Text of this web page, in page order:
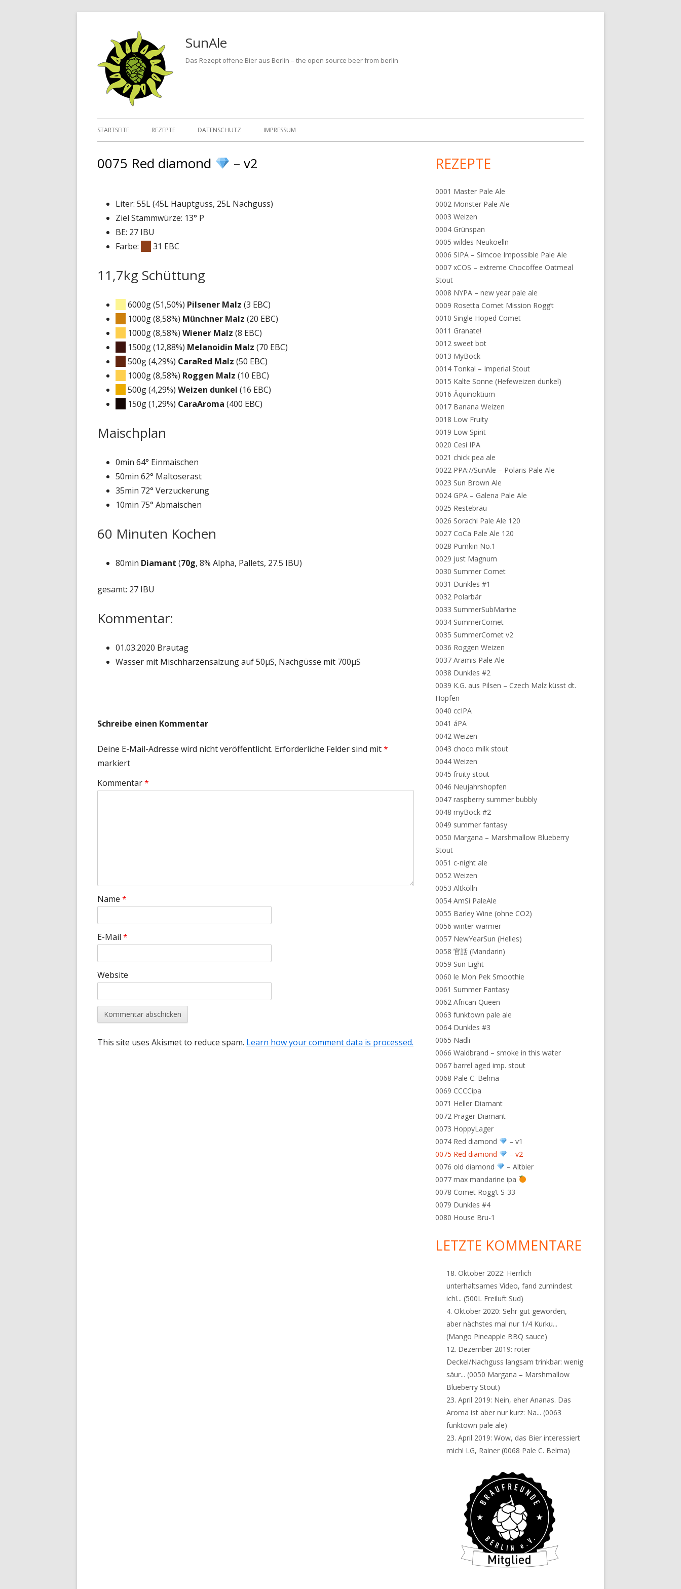
SunAle
Das Rezept offene Bier aus Berlin – the open source beer from berlin
Primäres
STARTSEITE REZEPTE DATENSCHUTZ IMPRESSUM
0075 Red diamond – v2
Liter: 55L (45L Hauptguss, 25L Nachguss)
Ziel Stammwürze: 13° P
BE: 27 IBU
Farbe:
31 EBC
11,7kg Schüttung
6000g (51,50%) Pilsener Malz (3 EBC)
1000g (8,58%) Münchner Malz (20 EBC)
1000g (8,58%) Wiener Malz (8 EBC)
1500g (12,88%) Melanoidin Malz (70 EBC)
500g (4,29%) CaraRed Malz (50 EBC)
1000g (8,58%) Roggen Malz (10 EBC)
500g (4,29%) Weizen dunkel (16 EBC)
150g (1,29%) CaraAroma (400 EBC)
Maischplan
0min 64° Einmaischen
50min 62° Maltoserast
35min 72° Verzuckerung
10min 75° Abmaischen
60 Minuten Kochen
80min Diamant (70g, 8% Alpha, Pallets, 27.5 IBU)
gesamt: 27 IBU
Kommentar:
01.03.2020 Brautag
Wasser mit Mischharzensalzung auf 50µS, Nachgüsse mit 700µS
Schreibe einen Kommentar
Deine E-Mail-Adresse wird nicht veröffentlicht. Erforderliche Felder sind mit*
markiert
Kommentar*
Name *
E-Mail *
Website
This site uses Akismet to reduce spam. Learn how your comment data is processed.
Haupt-
Seitenleiste
REZEPTE
0001 Master Pale Ale
0002 Monster Pale Ale
0003 Weizen
0004 Grünspan
0005 wildes Neukoelln
0006 SIPA – Simcoe Impossible Pale Ale
0007 xCOS – extreme Chocoffee Oatmeal
Stout
0008 NYPA – new year pale ale
0009 Rosetta Comet Mission Rogg’t
0010 Single Hoped Comet
0011 Granate!
0012 sweet bot
0013 MyBock
0014 Tonka! – Imperial Stout
0015 Kalte Sonne (Hefeweizen dunkel)
0016 Äquinoktium
0017 Banana Weizen
0018 Low Fruity
0019 Low Spirit
0020 Cesi IPA
0021 chick pea ale
0022 PPA://SunAle – Polaris Pale Ale
0023 Sun Brown Ale
0024 GPA – Galena Pale Ale
0025 Restebräu
0026 Sorachi Pale Ale 120
0027 CoCa Pale Ale 120
0028 Pumkin No.1
0029 just Magnum
0030 Summer Comet
0031 Dunkles #1
0032 Polarbär
0033 SummerSubMarine
0034 SummerComet
0035 SummerComet v2
0036 Roggen Weizen
0037 Aramis Pale Ale
0038 Dunkles #2
0039 K.G. aus Pilsen – Czech Malz küsst dt.
Hopfen
0040 ccIPA
0041 áPA
0042 Weizen
0043 choco milk stout
0044 Weizen
0045 fruity stout
0046 Neujahrshopfen
0047 raspberry summer bubbly
0048 myBock #2
0049 summer fantasy
0050 Margana – Marshmallow Blueberry
Stout
0051 c-night ale
0052 Weizen
0053 Altkölln
0054 AmSi PaleAle
0055 Barley Wine (ohne CO2)
0056 winter warmer
0057 NewYearSun (Helles)
0058 官話 (Mandarin)
0059 Sun Light
0060 le Mon Pek Smoothie
0061 Summer Fantasy
0062 African Queen
0063 funktown pale ale
0064 Dunkles #3
0065 Nadli
0066 Waldbrand – smoke in this water
0067 barrel aged imp. stout
0068 Pale C. Belma
0069 CCCCipa
0071 Heller Diamant
0072 Prager Diamant
0073 HoppyLager
0074 Red diamond
– v1
0075 Red diamond
– v2
0076 old diamond
– Altbier
0077 max mandarine ipa
0078 Comet Rogg’t S-33
0079 Dunkles #4
0080 House Bru-1
LETZTE KOMMENTARE
18. Oktober 2022: Herrlich
unterhaltsames Video, fand zumindest
ich!... (500L Freiluft Sud)
4. Oktober 2020: Sehr gut geworden,
aber nächstes mal nur 1/4 Kurku...
(Mango Pineapple BBQ sauce)
12. Dezember 2019:roter
Deckel/Nachguss langsam trinkbar: wenig
säur... (0050 Margana – Marshmallow
Blueberry Stout)
23. April 2019: Nein, eher Ananas. Das
Aroma ist aber nur kurz: Na... (0063
funktown pale ale)
23. April 2019:Wow, das Bier interessiert
mich! LG, Rainer (0068 Pale C. Belma)